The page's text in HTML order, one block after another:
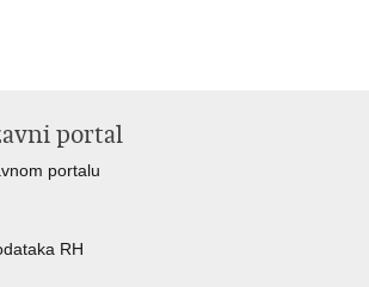
portal
portalu
RH